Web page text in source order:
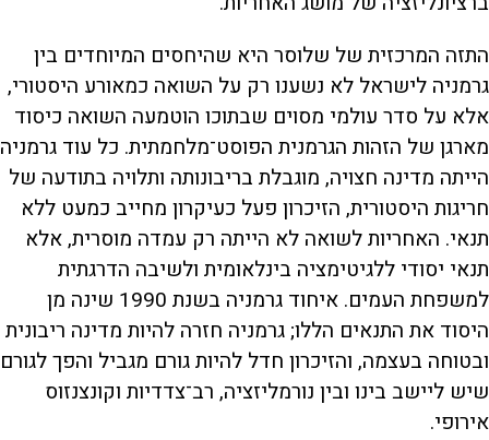
התזה המרכזית של שלוסר היא שהיחסים המיוחדים בין
גרמניה לישראל לא נשענו רק על השואה כמאורע היסטורי,
אלא על סדר עולמי מסוים שבתוכו הוטמעה השואה כיסוד
מארגן של הזהות הגרמנית הפוסט־מלחמתית. כל עוד גרמניה
הייתה מדינה חצויה, מוגבלת בריבונותה ותלויה בתודעה של
חריגות היסטורית, הזיכרון פעל כעיקרון מחייב כמעט ללא
תנאי. האחריות לשואה לא הייתה רק עמדה מוסרית, אלא
תנאי יסודי ללגיטימציה בינלאומית ולשיבה הדרגתית
למשפחת העמים. איחוד גרמניה בשנת 1990 שינה מן
היסוד את התנאים הללו; גרמניה חזרה להיות מדינה ריבונית
ובטוחה בעצמה, והזיכרון חדל להיות גורם מגביל והפך לגורם
שיש ליישב בינו ובין נורמליזציה, רב־צדדיות וקונצנזוס
אירופי.